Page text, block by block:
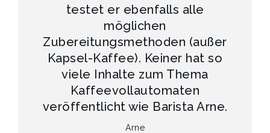
testet er ebenfalls alle
möglichen
Zubereitungsmethoden (außer
Kapsel-Kaffee). Keiner hat so
viele Inhalte zum Thema
Kaffeevollautomaten
veröffentlicht wie Barista Arne.
Arne